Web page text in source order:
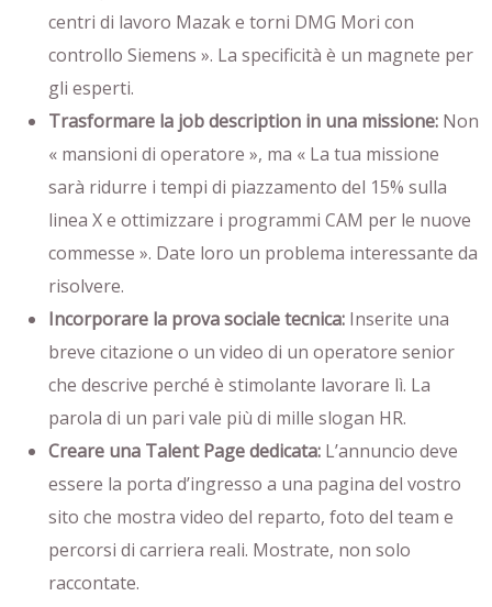
centri di lavoro Mazak e torni DMG Mori con
controllo Siemens ». La specificità è un magnete per
gli esperti.
Trasformare la job description in una missione: Non
« mansioni di operatore », ma « La tua missione
sarà ridurre i tempi di piazzamento del 15% sulla
linea X e ottimizzare i programmi CAM per le nuove
commesse ». Date loro un problema interessante da
risolvere.
Incorporare la prova sociale tecnica: Inserite una
breve citazione o un video di un operatore senior
che descrive perché è stimolante lavorare lì. La
parola di un pari vale più di mille slogan HR.
Creare una Talent Page dedicata: L’annuncio deve
essere la porta d’ingresso a una pagina del vostro
sito che mostra video del reparto, foto del team e
percorsi di carriera reali. Mostrate, non solo
raccontate.